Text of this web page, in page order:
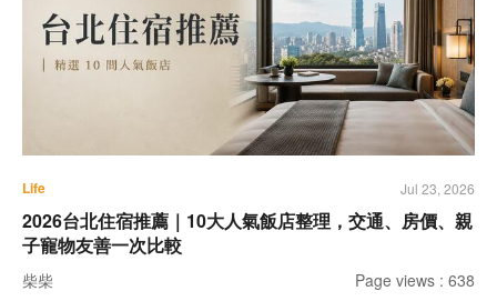
Life Jul 23, 2026
2026台北住宿推薦｜10大人氣飯店整理，交通、房價、親
子寵物友善一次比較
柴柴 Page views : 638